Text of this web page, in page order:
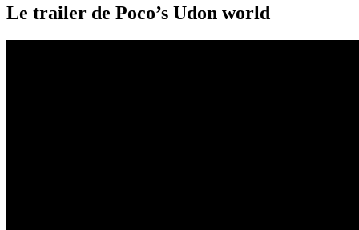
Le trailer de Poco’s Udon world